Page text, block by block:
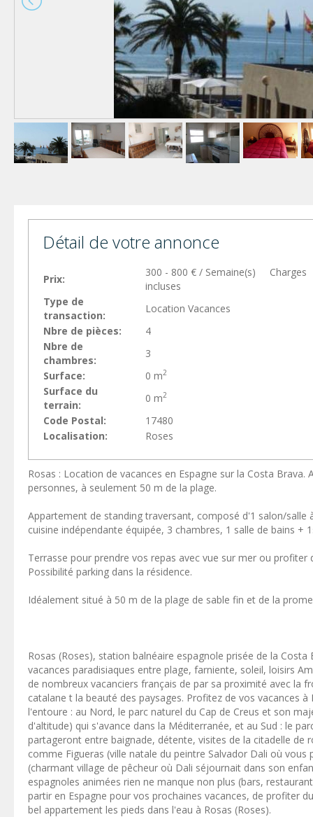
Détail de votre annonce
Prix:
300 - 800 € / Semaine(s) Charges
incluses
Type de
transaction:
Location Vacances
Nbre de pièces:
4
Nbre de
chambres:
3
Surface:
0 m2
Surface du
terrain:
0 m2
Code Postal:
17480
Localisation:
Roses
Rosas : Location de vacances en Espagne sur la Costa
personnes, à seulement 50 m de la plage.
Appartement de standing traversant, composé d'1 salon/salle
cuisine indépendante équipée, 3 chambres, 1 salle de bains +
Terrasse pour prendre vos repas avec vue sur mer ou profiter
Possibilité parking dans la résidence.
Idéalement situé à 50 m de la plage de sable fin et de la
Rosas (Roses), station balnéaire espagnole prisée de la
vacances paradisiaques entre plage, farniente, soleil, loisirs
de nombreux vacanciers français de par sa proximité avec la
catalane t la beauté des paysages. Profitez de vos vacances
l'entoure : au Nord, le parc naturel du Cap de Creus et son
d'altitude) qui s'avance dans la Méditerranée, et au Sud : le
partageront entre baignade, détente, visites de la citadelle de
comme Figueras (ville natale du peintre Salvador Dali où
(charmant village de pêcheur où Dali séjournait dans son
espagnoles animées rien ne manque non plus (bars,
partir en Espagne pour vos prochaines vacances, de profiter
bel appartement les pieds dans l'eau à Rosas (Roses).